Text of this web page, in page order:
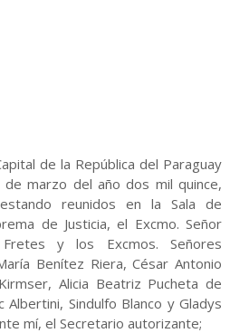
de la República del Paraguay
marzo del año dos mil quince,
reunidos en la Sala de
de Justicia, el Excmo. Señor
y los Excmos. Señores
Benítez Riera, César Antonio
Alicia Beatriz Pucheta de
Albertini, Sindulfo Blanco y Gladys
mí, el Secretario autorizante;